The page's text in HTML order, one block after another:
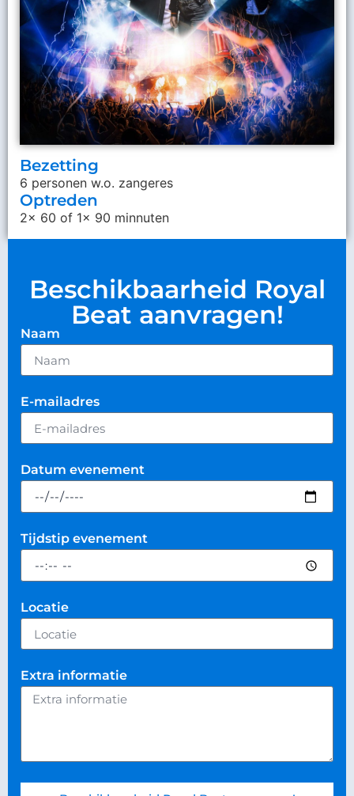
Bezetting
6 personen w.o. zangeres
Optreden
2x 60 of 1x 90 minnuten
Beschikbaarheid Royal
Beat aanvragen!
Naam
E-mailadres
Datum evenement
Tijdstip evenement
Locatie
Extra informatie